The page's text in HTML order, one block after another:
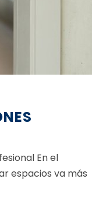
En el
espacios va más